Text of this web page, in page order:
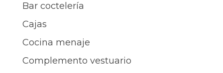
Bar coctelería
Cajas
Cocina menaje
Complemento vestuario